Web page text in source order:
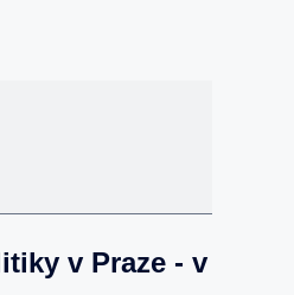
v Praze - v